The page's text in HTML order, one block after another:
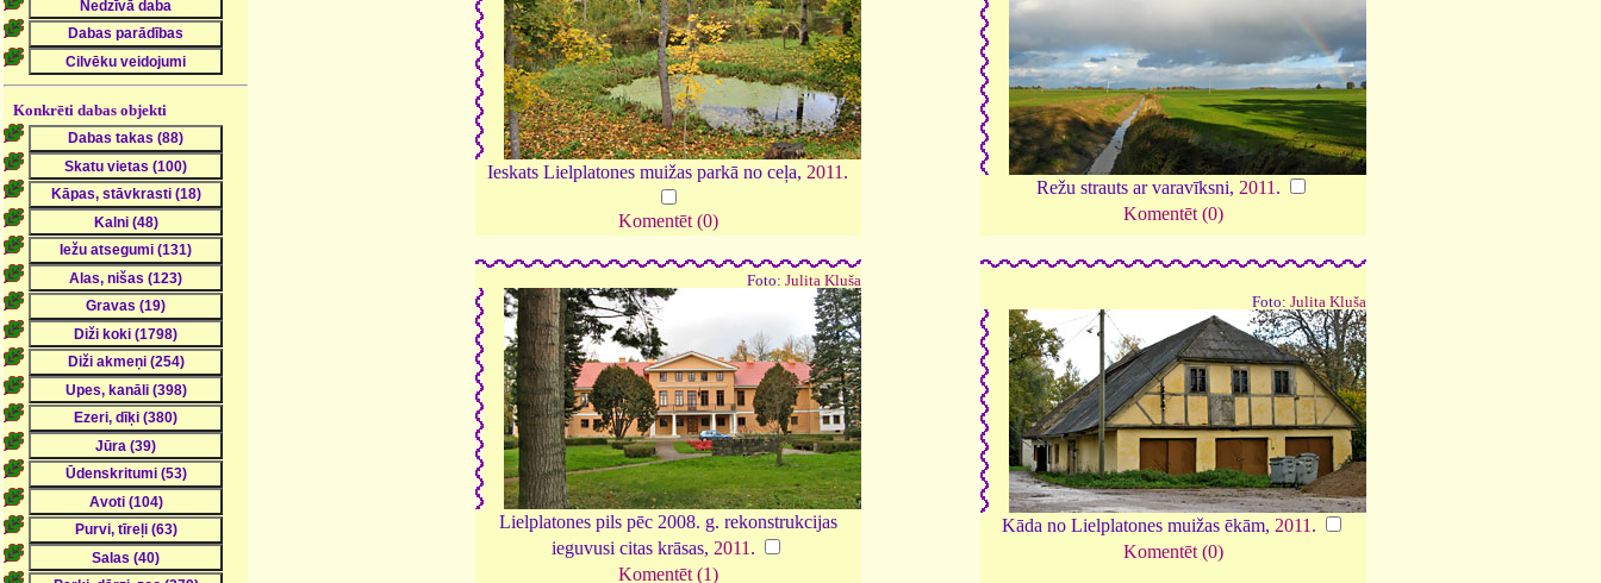
Konkrēti dabas objekti
Ieskats Lielplatones muižas parkā no ceļa, 2011 .
Komentēt (0)
Režu strauts ar varavīksni, 2011 .
Komentēt (0)
Foto: Julita Kluša
Lielplatones pils pēc 2008. g. rekonstrukcijas
ieguvusi citas krāsas, 2011 .
Komentēt (1)
Foto: Julita Kluša
Kāda no Lielplatones muižas ēkām, 2011 .
Komentēt (0)